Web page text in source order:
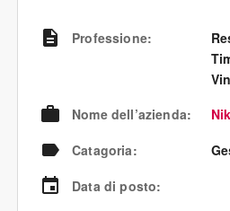
Professione:
Nome dell’azienda:
Catagoria:
Data di posto: